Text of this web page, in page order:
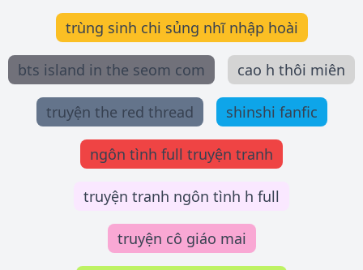
trùng sinh chi sủng nhĩ nhập hoài
bts island in the seom com cao h thôi miên
truyện the red thread shinshi fanfic
ngôn tình full truyện tranh
truyện tranh ngôn tình h full
truyện cô giáo mai